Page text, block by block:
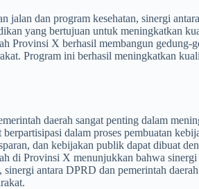
jalan dan program kesehatan, sinergi
yang bertujuan untuk meningkatkan
Provinsi X berhasil membangun gedung-
Program ini berhasil meningkatkan
daerah sangat penting dalam
dalam proses pembuatan
dan kebijakan publik dapat dibuat
di Provinsi X menunjukkan bahwa
antara DPRD dan pemerintah